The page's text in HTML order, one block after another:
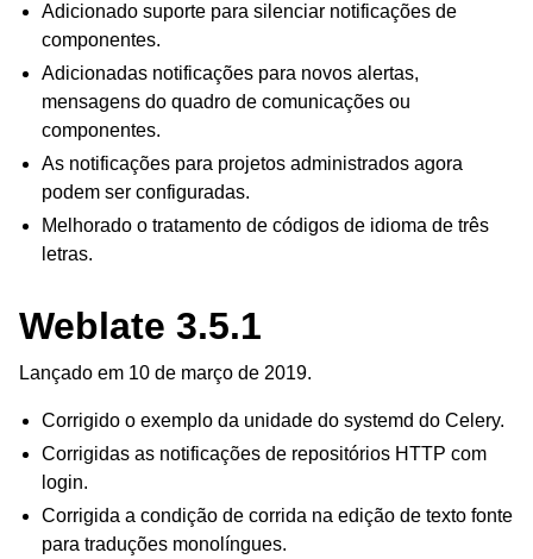
Adicionado suporte para silenciar notificações de
componentes.
Adicionadas notificações para novos alertas,
mensagens do quadro de comunicações ou
componentes.
As notificações para projetos administrados agora
podem ser configuradas.
Melhorado o tratamento de códigos de idioma de três
letras.
Weblate 3.5.1
Lançado em 10 de março de 2019.
Corrigido o exemplo da unidade do systemd do Celery.
Corrigidas as notificações de repositórios HTTP com
login.
Corrigida a condição de corrida na edição de texto fonte
para traduções monolíngues.